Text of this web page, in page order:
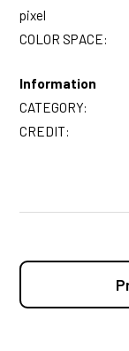
pixel
COLOR SPACE:
Information
CATEGORY:
CREDIT: